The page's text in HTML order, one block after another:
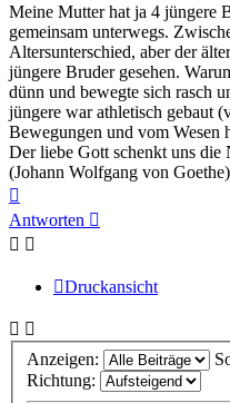
Meine Mutter hat ja 4 jüngere
gemeinsam unterwegs.
Altersunterschied, aber der
jüngere Bruder gesehen.
dünn und bewegte sich rasch
jüngere war athletisch gebaut
Bewegungen und vom Wesen
Der liebe Gott schenkt uns die
(Johann Wolfgang von Goethe)
oben
Antworten
Druckansicht
Anzeigen:
Richtung: